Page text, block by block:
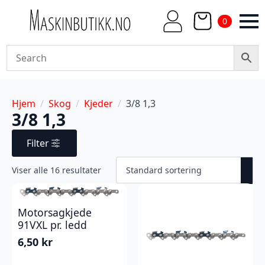
0
Hjem Skog Kjeder 3/8 1,3
3/8 1,3
Filter
Viser alle 16 resultater
Motorsagkjede
91VXL pr. ledd
6,50 kr